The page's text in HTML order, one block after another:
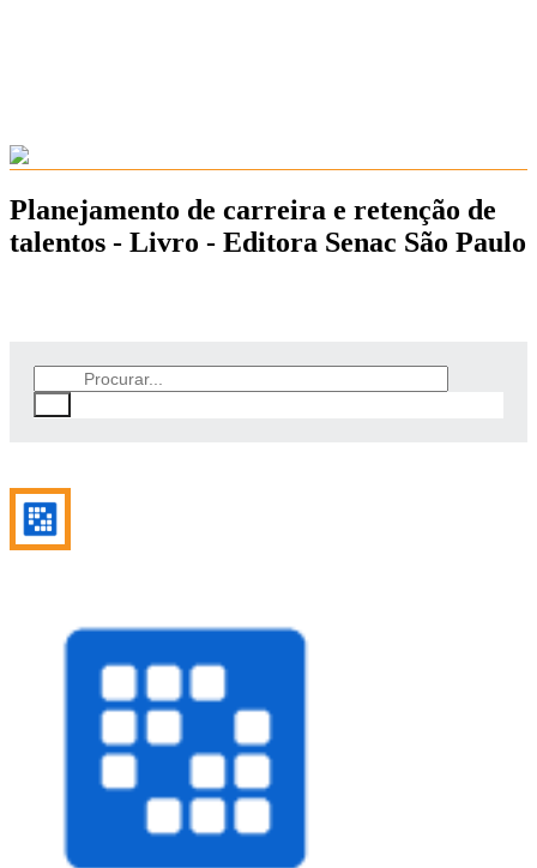
Planejamento de carreira e retenção de
talentos - Livro - Editora Senac São Paulo